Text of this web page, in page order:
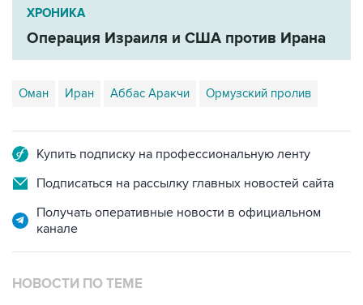
ХРОНИКА
Операция Израиля и США против Ирана
Оман Иран Аббас Аракчи Ормузский пролив
Купить подписку на профессиональную ленту
Подписаться на рассылку главных новостей сайта
Получать оперативные новости в официальном
канале
НОВОСТИ ПО ТЕМЕ